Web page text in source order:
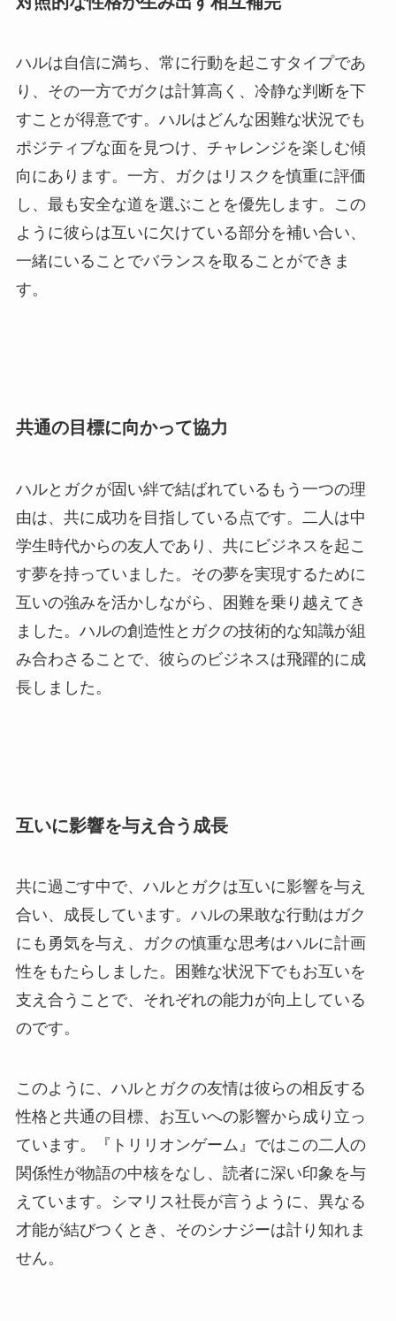
ハルは自信に満ち、常に行動を起こすタイプであ
り、その一方でガクは計算高く、冷静な判断を下
すことが得意です。ハルはどんな困難な状況でも
ポジティブな面を見つけ、チャレンジを楽しむ傾
向にあります。一方、ガクはリスクを慎重に評価
し、最も安全な道を選ぶことを優先します。この
ように彼らは互いに欠けている部分を補い合い、
一緒にいることでバランスを取ることができま
す。
共通の目標に向かって協力
ハルとガクが固い絆で結ばれているもう一つの理
由は、共に成功を目指している点です。二人は中
学生時代からの友人であり、共にビジネスを起こ
す夢を持っていました。その夢を実現するために
互いの強みを活かしながら、困難を乗り越えてき
ました。ハルの創造性とガクの技術的な知識が組
み合わさることで、彼らのビジネスは飛躍的に成
長しました。
互いに影響を与え合う成長
共に過ごす中で、ハルとガクは互いに影響を与え
合い、成長しています。ハルの果敢な行動はガク
にも勇気を与え、ガクの慎重な思考はハルに計画
性をもたらしました。困難な状況下でもお互いを
支え合うことで、それぞれの能力が向上している
のです。
このように、ハルとガクの友情は彼らの相反する
性格と共通の目標、お互いへの影響から成り立っ
ています。『トリリオンゲーム』ではこの二人の
関係性が物語の中核をなし、読者に深い印象を与
えています。シマリス社長が言うように、異なる
才能が結びつくとき、そのシナジーは計り知れま
せん。